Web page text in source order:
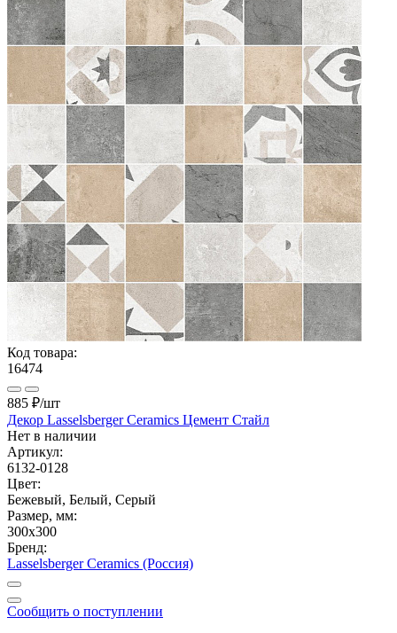
Код товара:
16474
885 ₽/шт
Декор Lasselsberger Ceramics Цемент Стайл
Нет в наличии
Артикул:
6132-0128
Цвет:
Бежевый, Белый, Серый
Размер, мм:
300x300
Бренд:
Lasselsberger Ceramics (Россия)
Сообщить о поступлении